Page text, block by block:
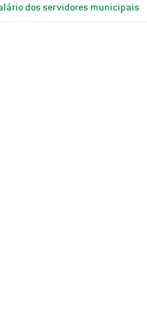
dos servidores municipais